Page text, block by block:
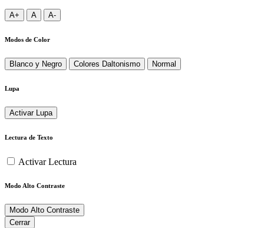
A+ A A-
Modos de Color
Blanco y Negro Colores Daltonismo Normal
Lupa
Activar Lupa
Lectura de Texto
Activar Lectura
Modo Alto Contraste
Modo Alto Contraste
Cerrar